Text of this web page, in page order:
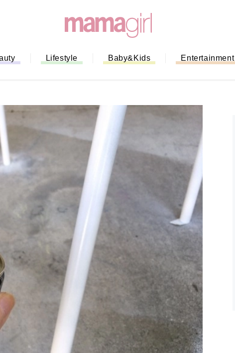
Lifestyle Baby&Kids Entertainment
「もう行列に並ばない！」ミスドのモ
バイルオーダー完全ガイド｜支払い方
法から受け取り方までネットオーダー
を徹底解説